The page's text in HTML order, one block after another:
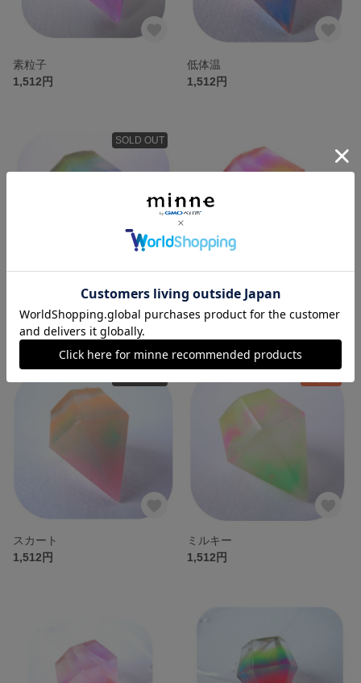
素粒子
1,512円
低体温
1,512円
SOLD OUT
1,512円
レモネード
1,512円
スカート
1,512円
ミルキー
1,512円